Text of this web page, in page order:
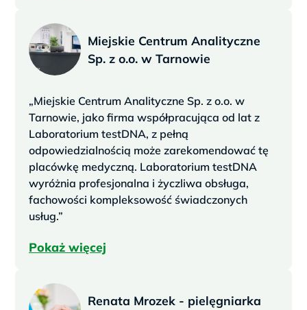
Miejskie Centrum Analityczne
Sp. z o.o. w Tarnowie
„Miejskie Centrum Analityczne Sp. z o.o. w
Tarnowie, jako firma współpracująca od lat z
Laboratorium testDNA, z pełną
odpowiedzialnością może zarekomendować tę
placówkę medyczną. Laboratorium testDNA
wyróżnia profesjonalna i życzliwa obsługa,
fachowości kompleksowość świadczonych
usług.”
Pokaż więcej
Renata Mrozek - pielęgniarka